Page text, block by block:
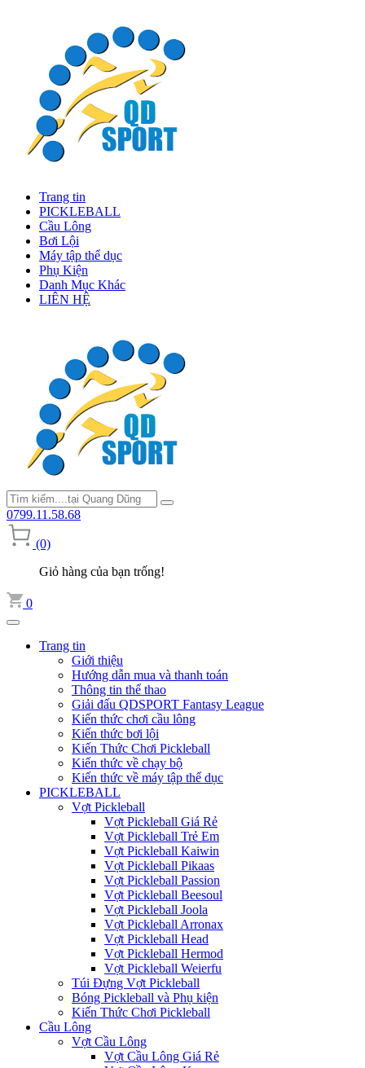
Trang tin
PICKLEBALL
Cầu Lông
Bơi Lội
Máy tập thể dục
Phụ Kiện
Danh Mục Khác
LIÊN HỆ
0799.11.58.68
(0)
Giỏ hàng của bạn trống!
0
Trang tin
Giới thiệu
Hướng dẫn mua và thanh toán
Thông tin thể thao
Giải đấu QDSPORT Fantasy League
Kiến thức chơi cầu lông
Kiến thức bơi lội
Kiến Thức Chơi Pickleball
Kiến thức về chạy bộ
Kiến thức về máy tập thể dục
PICKLEBALL
Vợt Pickleball
Vợt Pickleball Giá Rẻ
Vợt Pickleball Trẻ Em
Vợt Pickleball Kaiwin
Vợt Pickleball Pikaas
Vợt Pickleball Passion
Vợt Pickleball Beesoul
Vợt Pickleball Joola
Vợt Pickleball Arronax
Vợt Pickleball Head
Vợt Pickleball Hermod
Vợt Pickleball Weierfu
Túi Đựng Vợt Pickleball
Bóng Pickleball và Phụ kiện
Kiến Thức Chơi Pickleball
Cầu Lông
Vợt Cầu Lông
Vợt Cầu Lông Giá Rẻ